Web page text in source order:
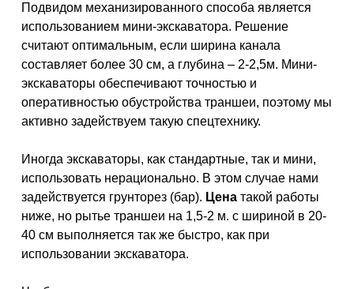
Подвидом механизированного способа является
использованием мини-экскаватора. Решение
считают оптимальным, если ширина канала
составляет более 30 см, а глубина – 2-2,5м. Мини-
экскаваторы обеспечивают точностью и
оперативностью обустройства траншеи, поэтому мы
активно задействуем такую спецтехнику.
Иногда экскаваторы, как стандартные, так и мини,
использовать нерационально. В этом случае нами
задействуется грунторез (бар). Цена такой работы
ниже, но рытье траншеи на 1,5-2 м. с шириной в 20-
40 см выполняется так же быстро, как при
использовании экскаватора.